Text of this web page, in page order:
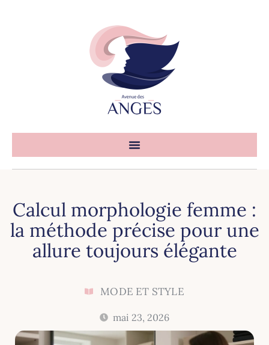
Calcul morphologie femme :
la méthode précise pour une
allure toujours élégante
MODE ET STYLE
mai 23, 2026